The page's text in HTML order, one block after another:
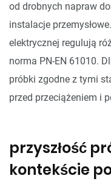
od drobnych napraw
instalacje
elektrycznej regulują
norma PN-EN 61010.
próbki zgodne z tymi
przed przeciążeniem i
przyszłość
kontekście